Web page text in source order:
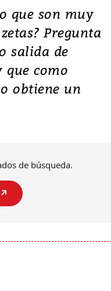
que son muy
Pregunta
salida de
como
obtiene un
de búsqueda.
Japón: Terremoto
heridos y graves
en Kumamoto
terremoto de magnitud
este martes 28 de